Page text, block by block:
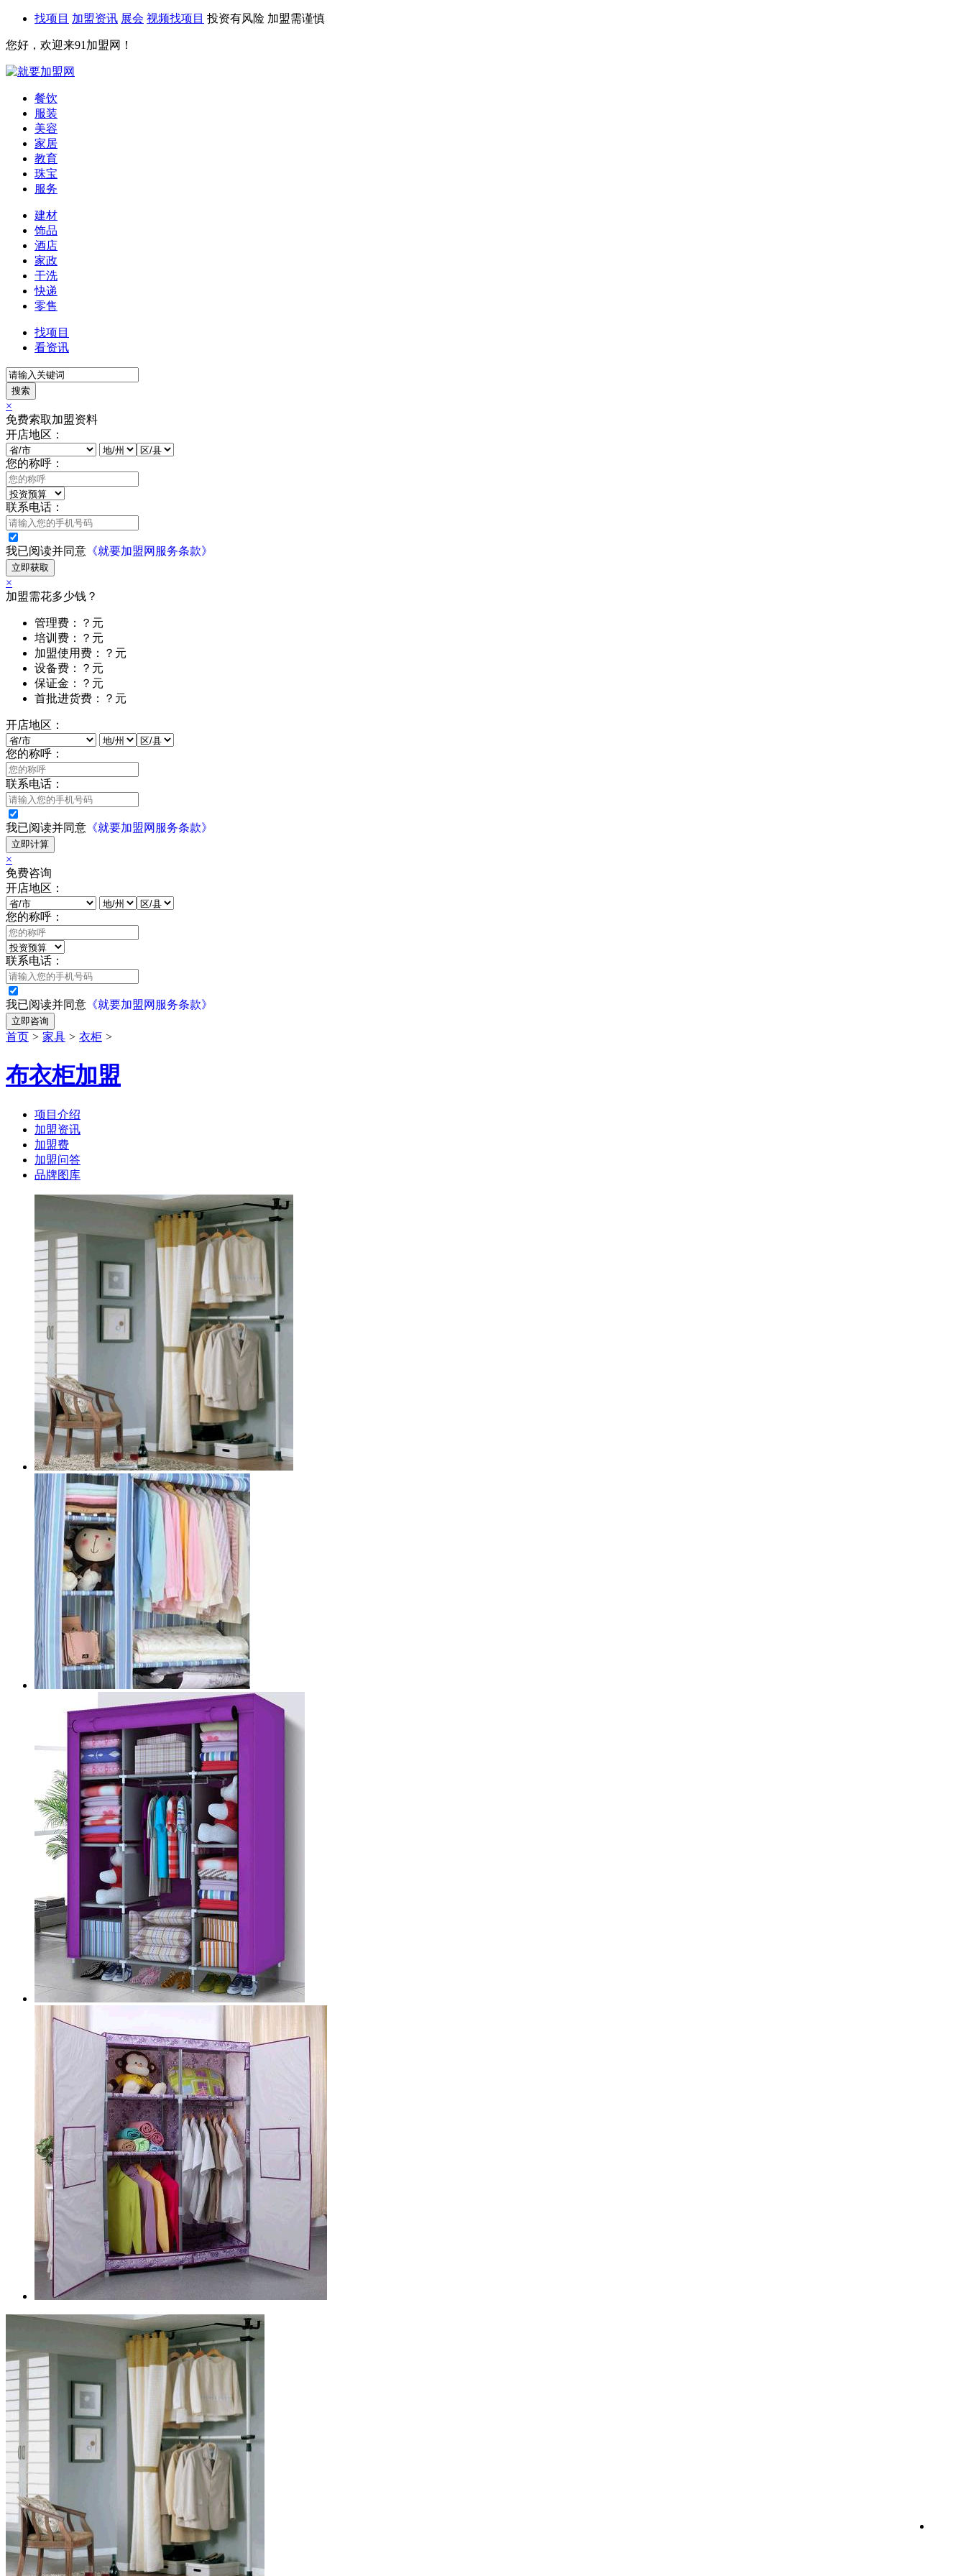
找项目 加盟资讯 展会 视频找项目 投资有风险 加盟需谨慎
您好，欢迎来91加盟网！
餐饮
服装
美容
家居
教育
珠宝
服务
建材
饰品
酒店
家政
干洗
快递
零售
找项目
看资讯
搜索
×
免费索取加盟资料
开店地区：
您的称呼：
联系电话：
我已阅读并同意 《就要加盟网服务条款》
立即获取
×
加盟需花多少钱？
管理费：？元
培训费：？元
加盟使用费：？元
设备费：？元
保证金：？元
首批进货费：？元
开店地区：
您的称呼：
联系电话：
我已阅读并同意 《就要加盟网服务条款》
立即计算
×
免费咨询
开店地区：
您的称呼：
联系电话：
我已阅读并同意 《就要加盟网服务条款》
立即咨询
首页 > 家具 > 衣柜 >
布衣柜加盟
项目介绍
加盟资讯
加盟费
加盟问答
品牌图库